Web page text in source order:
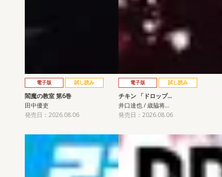
電子版 試し読み
閻魔の教室 第6巻
田中優吏
発売日：2026.08.06
電子版 試し読み
チキン 「ドロップ…
井口達也 / 歳脇将…
発売日：2026.08.06